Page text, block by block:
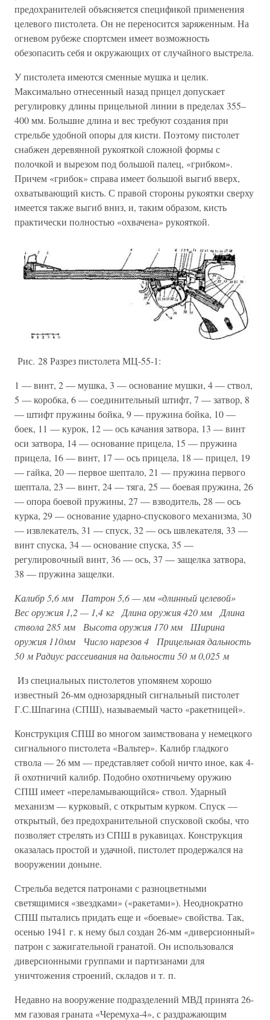
предохранителей объясняется спецификой применения
целевого пистолета. Он не переносится заряженным. На
огневом рубеже спортсмен имеет возможность
обезопасить себя и окружающих от случайного выстрела.
У пистолета имеются сменные мушка и целик.
Максимально отнесенный назад прицел допускает
регулировку длины прицельной линии в пределах 355–
400 мм. Большие длина и вес требуют создания при
стрельбе удобной опоры для кисти. Поэтому пистолет
снабжен деревянной рукояткой сложной формы с
полочкой и вырезом под большой палец, «грибком».
Причем «грибок» справа имеет большой выгиб вверх,
охватывающий кисть. С правой стороны рукоятки сверху
имеется также выгиб вниз, и, таким образом, кисть
практически полностью «охвачена» рукояткой.
Рис. 28 Разрез пистолета МЦ-55-1:
1 — винт, 2 — мушка, 3 — основание мушки, 4 — ствол,
5 — коробка, 6 — соединительный штифт, 7 — затвор, 8
— штифт пружины бойка, 9 — пружина бойка, 10 —
боек, 11 — курок, 12 — ось качания затвора, 13 — винт
оси затвора, 14 — основание прицела, 15 — пружина
прицела, 16 — винт, 17 — ось прицела, 18 — прицел, 19
— гайка, 20 — первое шептало, 21 — пружина первого
шептала, 23 — винт, 24 — тяга, 25 — боевая пружина, 26
— опора боевой пружины, 27 — взводитель, 28 — ось
курка, 29 — основание ударно-спускового механизма, 30
— извлекателъ, 31 — спуск, 32 — ось швлекателя, 33 —
винт спуска, 34 — основание спуска, 35 —
регулировочный винт, 36 — ось, 37 — защелка затвора,
38 — пружина защелки.
Калибр5,6 мм Патрон5,6 — мм «длинный целевой»
Вес оружия 1,2 — 1,4 кг Длина оружия420 мм
Длина
ствола285 мм Высота оружия 170 мм
Ширина
оружия 110мм Число нарезов4
Прицельная дальность
50 мРадиус рассеивания на дальности 50 м0,025 м
Из специальных пистолетов упомянем хорошо
известный 26-мм однозарядный сигнальный пистолет
Г.С.Шпагина (СПШ), называемый часто «ракетницей».
Конструкция СПШ во многом заимствована у немецкого
сигнального пистолета «Вальтер». Калибр гладкого
ствола — 26 мм — представляет собой ничто иное, как 4-
й охотничий калибр. Подобно охотничьему оружию
СПШ имеет «переламывающийся» ствол. Ударный
механизм — курковый, с открытым курком. Спуск —
открытый, без предохранительной спусковой скобы, что
позволяет стрелять из СПШ в рукавицах. Конструкция
оказалась простой и удачной, пистолет продержался на
вооружении доныне.
Стрельба ведется патронами с разноцветными
светящимися «звездками» («ракетами»). Неоднократно
СПШ пытались придать еще и «боевые» свойства. Так,
осенью 1941 г. к нему был создан 26-мм «диверсионный»
патрон с зажигательной гранатой. Он использовался
диверсионными группами и партизанами для
уничтожения строений, складов и т. п.
Недавно на вооружение подразделений МВД принята 26-
мм газовая граната «Черемуха-4», с раздражающим